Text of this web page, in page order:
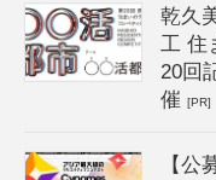
乾久
工 住
20回
催[PR]
【公